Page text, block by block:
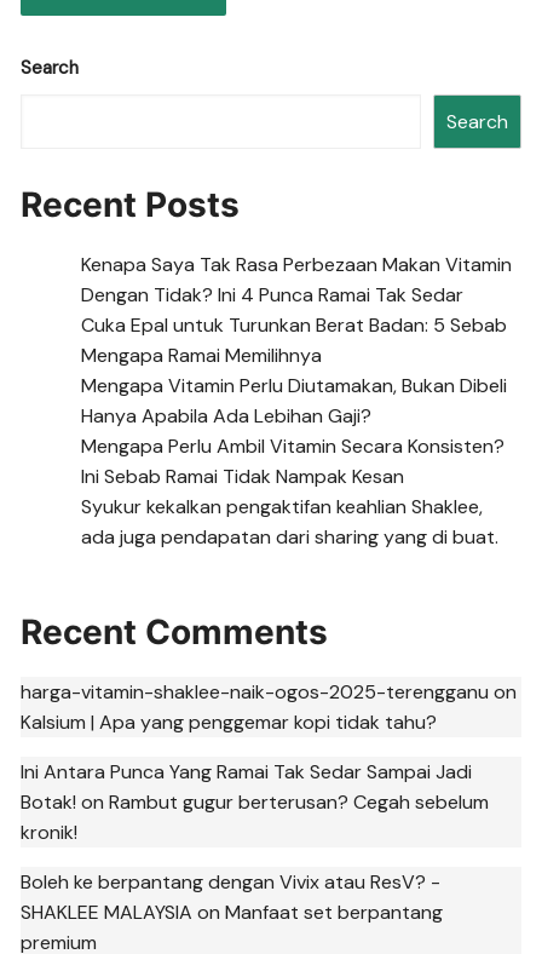
Search
Search
Recent Posts
Kenapa Saya Tak Rasa Perbezaan Makan Vitamin
Dengan Tidak? Ini 4 Punca Ramai Tak Sedar
Cuka Epal untuk Turunkan Berat Badan: 5 Sebab
Mengapa Ramai Memilihnya
Mengapa Vitamin Perlu Diutamakan, Bukan Dibeli
Hanya Apabila Ada Lebihan Gaji?
Mengapa Perlu Ambil Vitamin Secara Konsisten?
Ini Sebab Ramai Tidak Nampak Kesan
Syukur kekalkan pengaktifan keahlian Shaklee,
ada juga pendapatan dari sharing yang di buat.
Recent Comments
harga-vitamin-shaklee-naik-ogos-2025-terengganu on
Kalsium | Apa yang penggemar kopi tidak tahu?
Ini Antara Punca Yang Ramai Tak Sedar Sampai Jadi
Botak! onRambut gugur berterusan? Cegah sebelum
kronik!
Boleh ke berpantang dengan Vivix atau ResV? -
SHAKLEE MALAYSIA onManfaat set berpantang
premium